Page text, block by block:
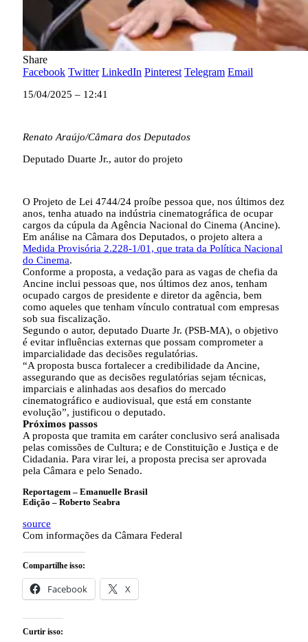
Share
Facebook Twitter LinkedIn Pinterest Telegram Email
15/04/2025 – 12:41
Renato Araújo/Câmara dos Deputados
Deputado Duarte Jr., autor do projeto
O Projeto de Lei 4744/24 proíbe pessoa que, nos últimos dez
anos, tenha atuado na indústria cinematográfica de ocupar
cargos da cúpula da Agência Nacional do Cinema (Ancine).
Em análise na Câmara dos Deputados, o projeto altera a
Medida Provisória 2.228-1/01, que trata da Política Nacional
do Cinema.
Conforme a proposta, a vedação para as vagas de chefia da
Ancine inclui pessoas que, nos últimos dez anos, tenham
ocupado cargos de presidente e diretor da agência, bem
como aqueles que tenham vínculo contratual com empresas
sob sua fiscalização.
Segundo o autor, deputado Duarte Jr. (PSB-MA), o objetivo
é evitar influências externas que possam comprometer a
imparcialidade das decisões regulatórias.
“A proposta busca fortalecer a credibilidade da Ancine,
assegurando que as decisões regulatórias sejam técnicas,
imparciais e alinhadas aos desafios do mercado
cinematográfico e audiovisual, que está em constante
evolução”, justificou o deputado.
Próximos passos
A proposta que tramita em caráter conclusivo será analisada
pelas comissões de Cultura; e de Constituição e Justiça e de
Cidadania. Para virar lei, a proposta precisa ser aprovada
pela Câmara e pelo Senado.
Reportagem – Emanuelle Brasil
Edição – Roberto Seabra
source
Com informações da Câmara Federal
Compartilhe isso:
Facebook X
Curtir isso: